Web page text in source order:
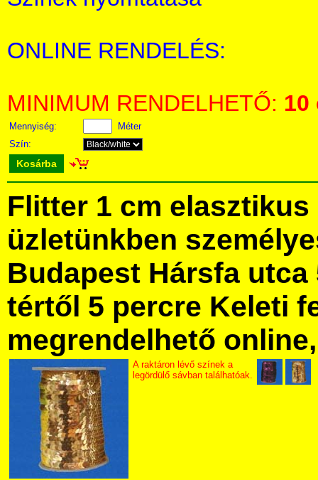
ONLINE RENDELÉS:
MINIMUM RENDELHETŐ: 10
Mennyiség:
Méter
Szín:
Kosárba
Flitter 1 cm
üzletünkben
Budapest Hársfa utca
tértől 5 percre Keleti
megrendelhető
A raktáron lévő színek a
legördülő sávban találhatóak.